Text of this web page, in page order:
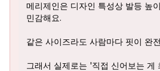
메리제인은 디자인 특성상 발등 높
민감해요.
같은 사이즈라도 사람마다 핏이 완
그래서 실제로는 '직접 신어보는 게